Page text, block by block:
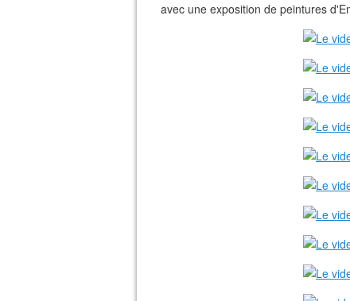
avec une exposition de peintures